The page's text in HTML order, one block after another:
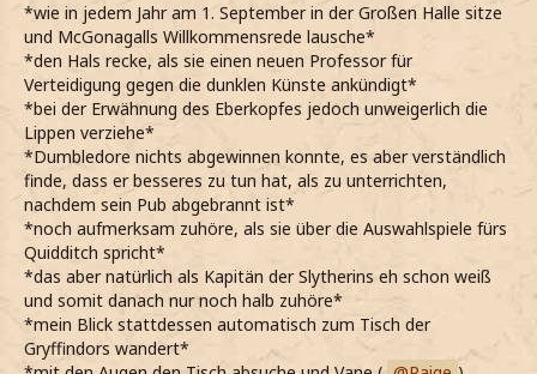
*wie in jedem Jahr am 1. September in der Großen Halle sitze
und McGonagalls Willkommensrede lausche*
*den Hals recke, als sie einen neuen Professor für
Verteidigung gegen die dunklen Künste ankündigt*
*bei der Erwähnung des Eberkopfes jedoch unweigerlich die
Lippen verziehe*
*Dumbledore nichts abgewinnen konnte, es aber verständlich
finde, dass er besseres zu tun hat, als zu unterrichten,
nachdem sein Pub abgebrannt ist*
*noch aufmerksam zuhöre, als sie über die Auswahlspiele fürs
Quidditch spricht*
*das aber natürlich als Kapitän der Slytherins eh schon weiß
und somit danach nur noch halb zuhöre*
*mein Blick stattdessen automatisch zum Tisch der
Gryffindors wandert*